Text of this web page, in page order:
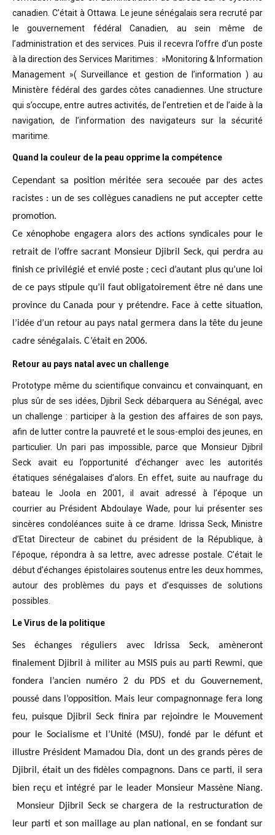
canadien. C’était à Ottawa. Le jeune sénégalais sera recruté par
le gouvernement fédéral Canadien, au sein même de
l’administration et des services. Puis il recevra l’offre d’un poste
à la direction des Services Maritimes : »Monitoring & Information
Management »( Surveillance et gestion de l’information ) au
Ministère fédéral des gardes côtes canadiennes. Une structure
qui s’occupe, entre autres activités, de l’entretien et de l’aide à la
navigation, de l’information des navigateurs sur la sécurité
maritime.
Quand la couleur de la peau opprime la compétence
Cependant sa position méritée sera secouée par des actes
racistes : un de ses collègues canadiens ne put accepter cette
promotion.
Ce xénophobe engagera alors des actions syndicales pour le
retrait de l’offre sacrant Monsieur Djibril Seck, qui perdra au
finish ce privilégié et envié poste ; ceci d’autant plus qu’une loi
de ce pays stipule qu’il faut obligatoirement être né dans une
province du Canada pour y prétendre. Face à cette situation,
l’idée d’un retour au pays natal germera dans la tête du jeune
cadre sénégalais. C’était en 2006.
Retour au pays natal avec un challenge
Prototype même du scientifique convaincu et convainquant, en
plus sûr de ses idées, Djibril Seck débarquera au Sénégal, avec
un challenge : participer à la gestion des affaires de son pays,
afin de lutter contre la pauvreté et le sous-emploi des jeunes, en
particulier. Un pari pas impossible, parce que Monsieur Djibril
Seck avait eu l’opportunité d’échanger avec les autorités
étatiques sénégalaises d’alors. En effet, suite au naufrage du
bateau le Joola en 2001, il avait adressé à l’époque un
courrier au Président Abdoulaye Wade, pour lui présenter ses
sincères condoléances suite à ce drame. Idrissa Seck, Ministre
d’Etat Directeur de cabinet du président de
la République, à
l’époque, répondra à sa lettre, avec adresse postale. C’était le
début d’échanges épistolaires soutenus entre les deux hommes,
autour des problèmes du pays et d’esquisses de solutions
possibles.
Le Virus de la politique
Ses échanges réguliers avec Idrissa Seck, amèneront
finalement Djibril à militer au MSIS puis au parti Rewmi, que
fondera l’ancien numéro 2 du PDS et du Gouvernement,
poussé dans l’opposition. Mais leur compagnonnage fera long
feu, puisque Djibril Seck finira par rejoindre le Mouvement
pour le Socialisme et l’Unité (MSU), fondé par le défunt et
illustre Président Mamadou Dia, dont un des grands pères de
Djibril, était un des fidèles compagnons. Dans ce parti, il sera
bien reçu et intégré par le leader Monsieur Massène Niang.
Monsieur Djibril Seck se chargera de la restructuration de
leur parti et son maillage au plan national, en se fondant sur